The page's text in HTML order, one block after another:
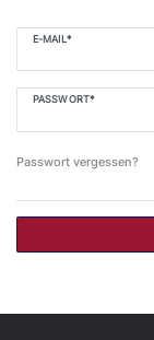
E-MAIL*
PASSWORT*
Passwort vergessen?